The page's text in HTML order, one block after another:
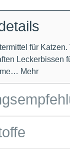
für
Leckerbissen
Mehr